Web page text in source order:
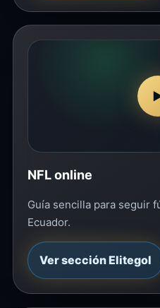
NFL online
Guía sencilla para seguir
Ecuador.
Ver sección Elitegol